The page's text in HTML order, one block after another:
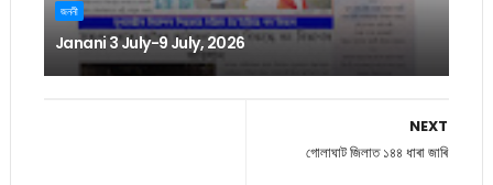
জননী
Janani 3 July-9 July, 2026
NEXT
গোলাঘাট জিলাত ১৪৪ ধাৰা জাৰি